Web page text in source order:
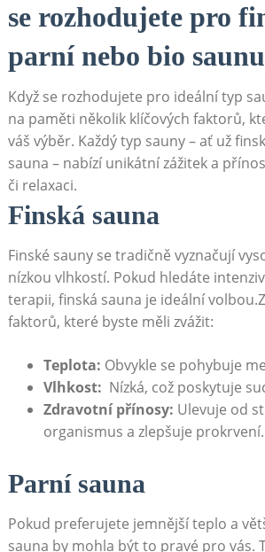
se rozhodujete pro
parní nebo bio saunu
Když se rozhodujete ⁤pro ideální typ
⁢na paměti několik klíčových faktorů,
⁣váš výběr. Každý typ sauny – ať už
sauna – nabízí unikátní⁣ zážitek a
či relaxaci.
Finská sauna
Finské sauny se‌ tradičně vyznačují
nízkou vlhkostí. Pokud⁤ hledáte
terapii, ‍finská‍ sauna je ideální
faktorů, které byste měli zvážit:
Teplota: Obvykle se pohybuje
Vlhkost:
Nízká,‍ což poskytuje‌
Zdravotní přínosy: Ulevuje od
organismus ⁢a ‌zlepšuje ⁤prokrvení.
Parní sauna
Pokud preferujete jemnější teplo a
sauna⁣ by mohla‌ být⁤ to pravé pro vás.